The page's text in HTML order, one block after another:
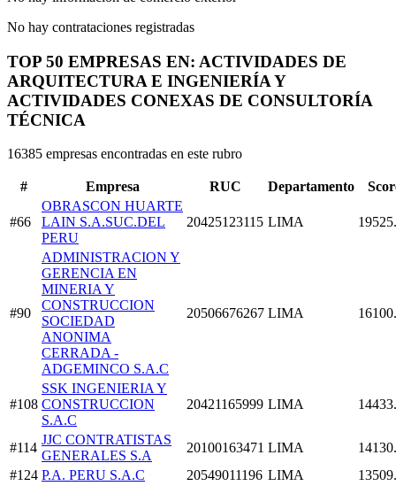
No hay contrataciones registradas
TOP 50 EMPRESAS EN: ACTIVIDADES DE
ARQUITECTURA E INGENIERÍA Y
ACTIVIDADES CONEXAS DE CONSULTORÍA
TÉCNICA
16385 empresas encontradas en este rubro
# Empresa RUC Departamento
#66
OBRASCON HUARTE
LAIN S.A.SUC.DEL
PERU
20425123115 LIMA
#90
ADMINISTRACION Y
GERENCIA EN
MINERIA Y
CONSTRUCCION
SOCIEDAD
ANONIMA
CERRADA -
ADGEMINCO S.A.C
20506676267 LIMA
#108
SSK INGENIERIA Y
CONSTRUCCION
S.A.C
20421165999 LIMA
#114
JJC CONTRATISTAS
GENERALES S.A
20100163471 LIMA
#124 P.A. PERU S.A.C 20549011196 LIMA